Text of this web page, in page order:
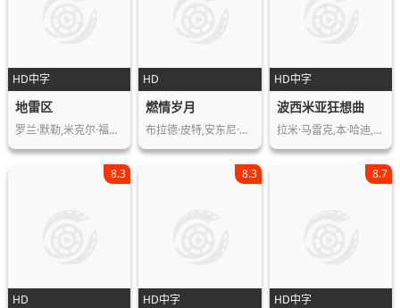
HD中字
地雷区
罗兰·默勒,米克尔·福尔斯加德,路易斯…
HD
燃情岁月
布拉德·皮特,安东尼·霍普金斯,艾丹·…
HD中字
波西米亚狂想曲
拉米·马雷克,本·哈迪,约瑟夫·梅泽罗…
HD
8.3
HD中字
8.3
HD中字
8.7